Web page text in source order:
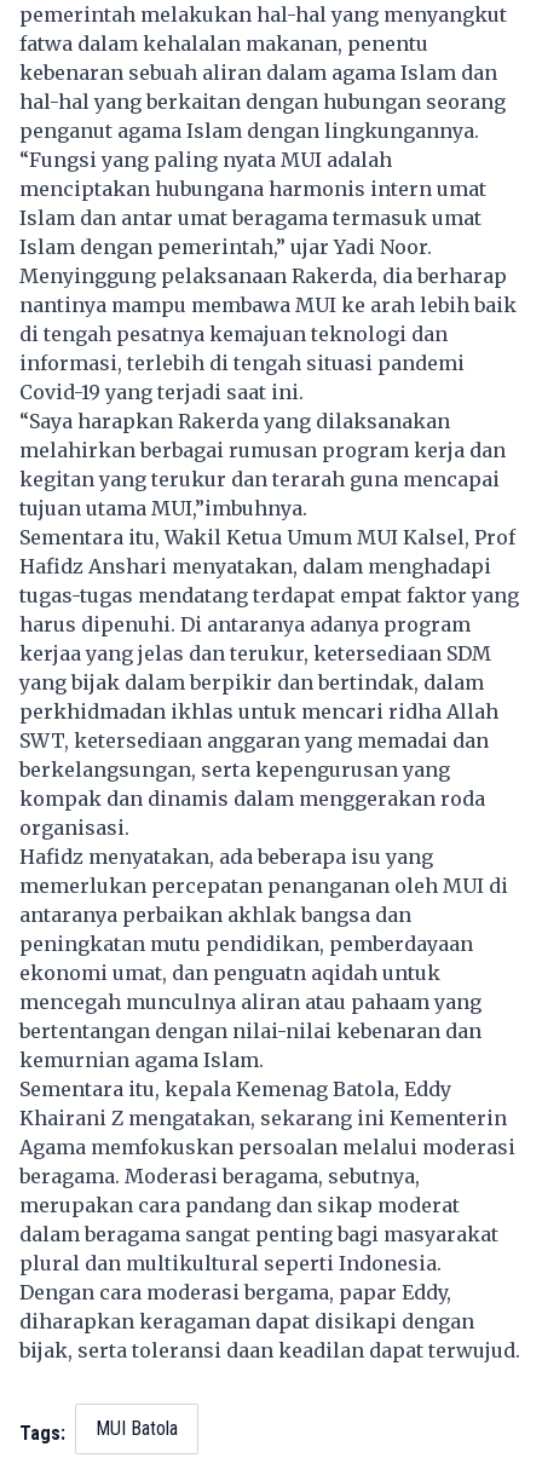
pemerintah melakukan hal-hal yang menyangkut
fatwa dalam kehalalan makanan, penentu
kebenaran sebuah aliran dalam agama Islam dan
hal-hal yang berkaitan dengan hubungan seorang
penganut agama Islam dengan lingkungannya.
“Fungsi yang paling nyata MUI adalah
menciptakan hubungana harmonis intern umat
Islam dan antar umat beragama termasuk umat
Islam dengan pemerintah,” ujar Yadi Noor.
Menyinggung pelaksanaan Rakerda, dia berharap
nantinya mampu membawa MUI ke arah lebih baik
di tengah pesatnya kemajuan teknologi dan
informasi, terlebih di tengah situasi pandemi
Covid-19 yang terjadi saat ini.
“Saya harapkan Rakerda yang dilaksanakan
melahirkan berbagai rumusan program kerja dan
kegitan yang terukur dan terarah guna mencapai
tujuan utama MUI,”imbuhnya.
Sementara itu, Wakil Ketua Umum MUI Kalsel, Prof
Hafidz Anshari menyatakan, dalam menghadapi
tugas-tugas mendatang terdapat empat faktor yang
harus dipenuhi. Di antaranya adanya program
kerjaa yang jelas dan terukur, ketersediaan SDM
yang bijak dalam berpikir dan bertindak, dalam
perkhidmadan ikhlas untuk mencari ridha Allah
SWT, ketersediaan anggaran yang memadai dan
berkelangsungan, serta kepengurusan yang
kompak dan dinamis dalam menggerakan roda
organisasi.
Hafidz menyatakan, ada beberapa isu yang
memerlukan percepatan penanganan oleh MUI di
antaranya perbaikan akhlak bangsa dan
peningkatan mutu pendidikan, pemberdayaan
ekonomi umat, dan penguatn aqidah untuk
mencegah munculnya aliran atau pahaam yang
bertentangan dengan nilai-nilai kebenaran dan
kemurnian agama Islam.
Sementara itu, kepala Kemenag Batola, Eddy
Khairani Z mengatakan, sekarang ini Kementerin
Agama memfokuskan persoalan melalui moderasi
beragama. Moderasi beragama, sebutnya,
merupakan cara pandang dan sikap moderat
dalam beragama sangat penting bagi masyarakat
plural dan multikultural seperti Indonesia.
Dengan cara moderasi bergama, papar Eddy,
diharapkan keragaman dapat disikapi dengan
bijak, serta toleransi daan keadilan dapat terwujud.
Tags: MUI Batola